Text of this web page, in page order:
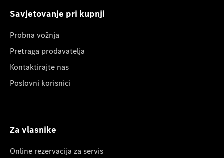
Savjetovanje pri kupnji
Probna vožnja
Pretraga prodavatelja
Kontaktirajte nas
Poslovni korisnici
Za vlasnike
Online rezervacija za servis